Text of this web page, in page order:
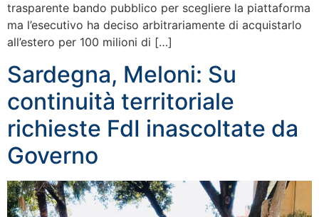
trasparente bando pubblico per scegliere la piattaforma
ma l’esecutivo ha deciso arbitrariamente di acquistarlo
all’estero per 100 milioni di […]
Sardegna, Meloni: Su
continuità territoriale
richieste FdI inascoltate da
Governo